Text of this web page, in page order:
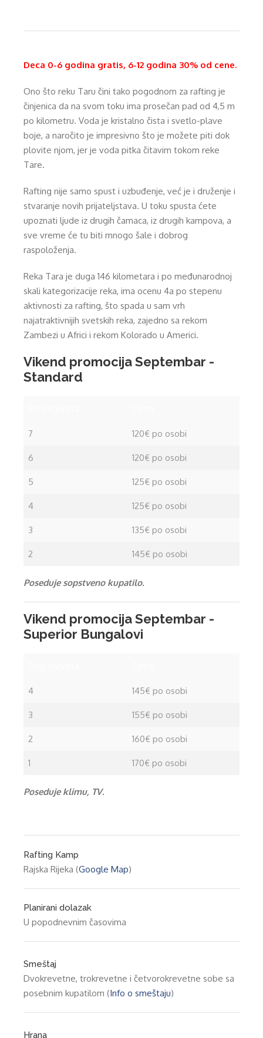
Deca 0-6 godina gratis, 6-12 godina 30% od cene.
Ono što reku Taru čini tako pogodnom za rafting je
činjenica da na svom toku ima prosečan pad od 4,5 m
po kilometru. Voda je kristalno čista i svetlo-plave
boje, a naročito je impresivno što je možete piti dok
plovite njom, jer je voda pitka čitavim tokom reke
Tare.
Rafting nije samo spust i uzbuđenje, već je i druženje i
stvaranje novih prijateljstava. U toku spusta ćete
upoznati ljude iz drugih čamaca, iz drugih kampova, a
sve vreme će tu biti mnogo šale i dobrog
raspoloženja.
Reka Tara je duga 146 kilometara i po međunarodnoj
skali kategorizacije reka, ima ocenu 4a po stepenu
aktivnosti za rafting, što spada u sam vrh
najatraktivnijih svetskih reka, zajedno sa rekom
Zambezi u Africi i rekom Kolorado u Americi.
Vikend promocija Septembar -
Standard
7 120€ po osobi
6 120€ po osobi
5 125€ po osobi
4 125€ po osobi
3 135€ po osobi
2 145€ po osobi
Poseduje sopstveno kupatilo.
Vikend promocija Septembar -
Superior Bungalovi
4 145€ po osobi
3 155€ po osobi
2 160€ po osobi
1 170€ po osobi
Poseduje klimu, TV.
Rafting Kamp
Rajska Rijeka (Google Map)
Planirani dolazak
U popodnevnim časovima
Smeštaj
Dvokrevetne, trokrevetne i četvorokrevetne sobe sa
posebnim kupatilom (Info o smeštaju)
Hrana